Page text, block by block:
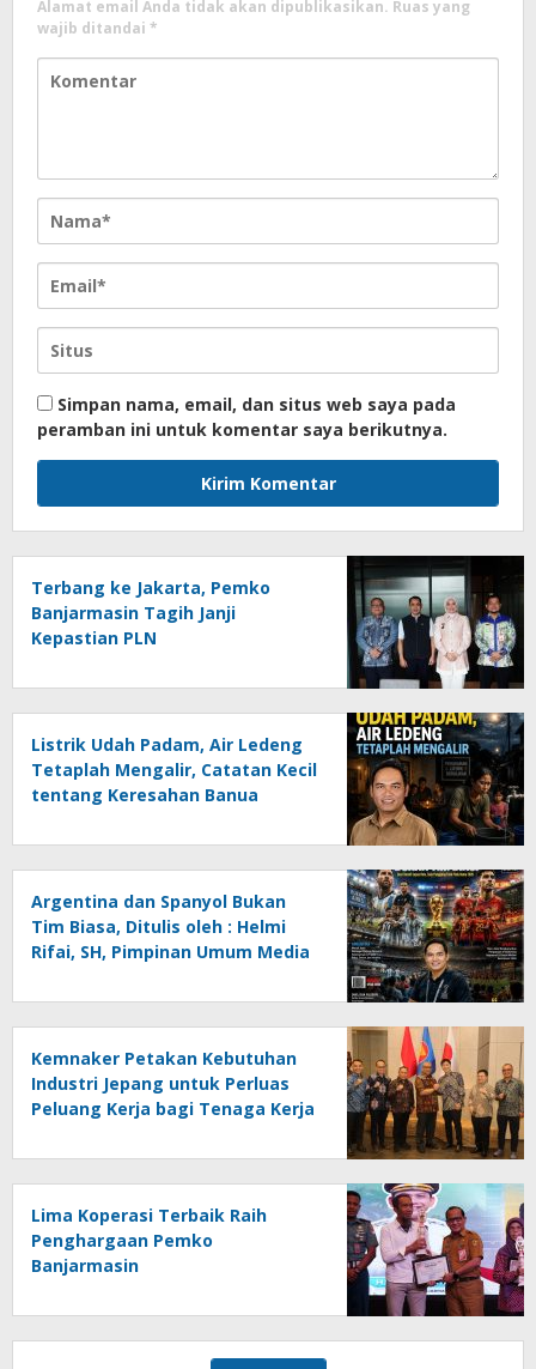
Alamat email Anda tidak akan dipublikasikan. Ruas yang
wajib ditandai *
Simpan nama, email, dan situs web saya pada
peramban ini untuk komentar saya berikutnya.
Terbang ke Jakarta, Pemko
Banjarmasin Tagih Janji
Kepastian PLN
Listrik Udah Padam, Air Ledeng
Tetaplah Mengalir, Catatan Kecil
tentang Keresahan Banua
Ancaman Lingkungan, Oleh :
Helmi Rifai, SH
Argentina dan Spanyol Bukan
Tim Biasa, Ditulis oleh : Helmi
Rifai, SH, Pimpinan Umum Media
Kemnaker Petakan Kebutuhan
Industri Jepang untuk Perluas
Peluang Kerja bagi Tenaga Kerja
Lima Koperasi Terbaik Raih
Penghargaan Pemko
Banjarmasin